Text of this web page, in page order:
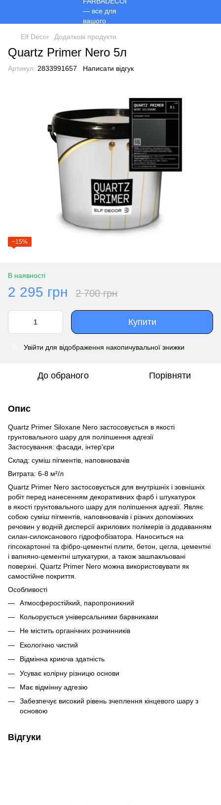
Elf Decor Додаткові продукти
Quartz Primer Nero 5л
Артикул: 2833991657 Написати відгук
−15%
В наявності
2 295 грн 2 700 грн
Купити
Увійти для відображення накопичувальної знижки
До обраного Порівняти
Опис
Quartz Primer Siloxane Nero застосовується в якості
грунтовального шару для поліпшення адгезії
Застосування: фасади, інтер'єри
Склад: суміш пігментів, наповнювачів
Витрата: 6-8 м²/л
Quartz Primer Nero застосовується для внутрішніх і зовнішніх
робіт перед нанесенням декоративних фарб і штукатурок
в якості грунтовального шару для поліпшення адгезії. Являє
собою суміш пігментів, наповнювачів і різних допоміжних
речовин у водній дисперсії акрилових полімерів із додаванням
силан-силоксанового гідрофобізатора. Наноситься на
гіпсокартонні та фібро-цементні плити, бетон, цегла, цементні
і вапняно-цементні штукатурки, а також зашпакльовані
поверхні. Quartz Primer Nero можна використовувати як
самостійне покриття.
Особливості
Атмосферостійкий, паропроникний
Кольорується універсальними барвниками
Не містить органічних розчинників
Екологічно чистий
Відмінна криюча здатність
Усуває колірну різницю основи
Має відмінну адгезію
Забезпечує високий рівень зчеплення кінцевого шару з
основою
Відгуки